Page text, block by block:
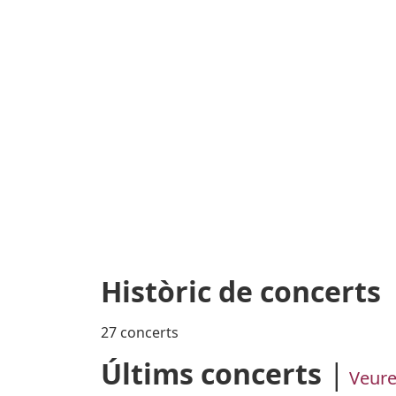
Històric de concerts
27 concerts
Últims concerts